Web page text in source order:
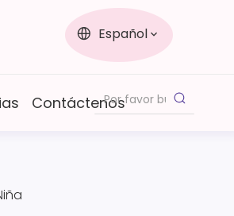
Español
Contáctenos